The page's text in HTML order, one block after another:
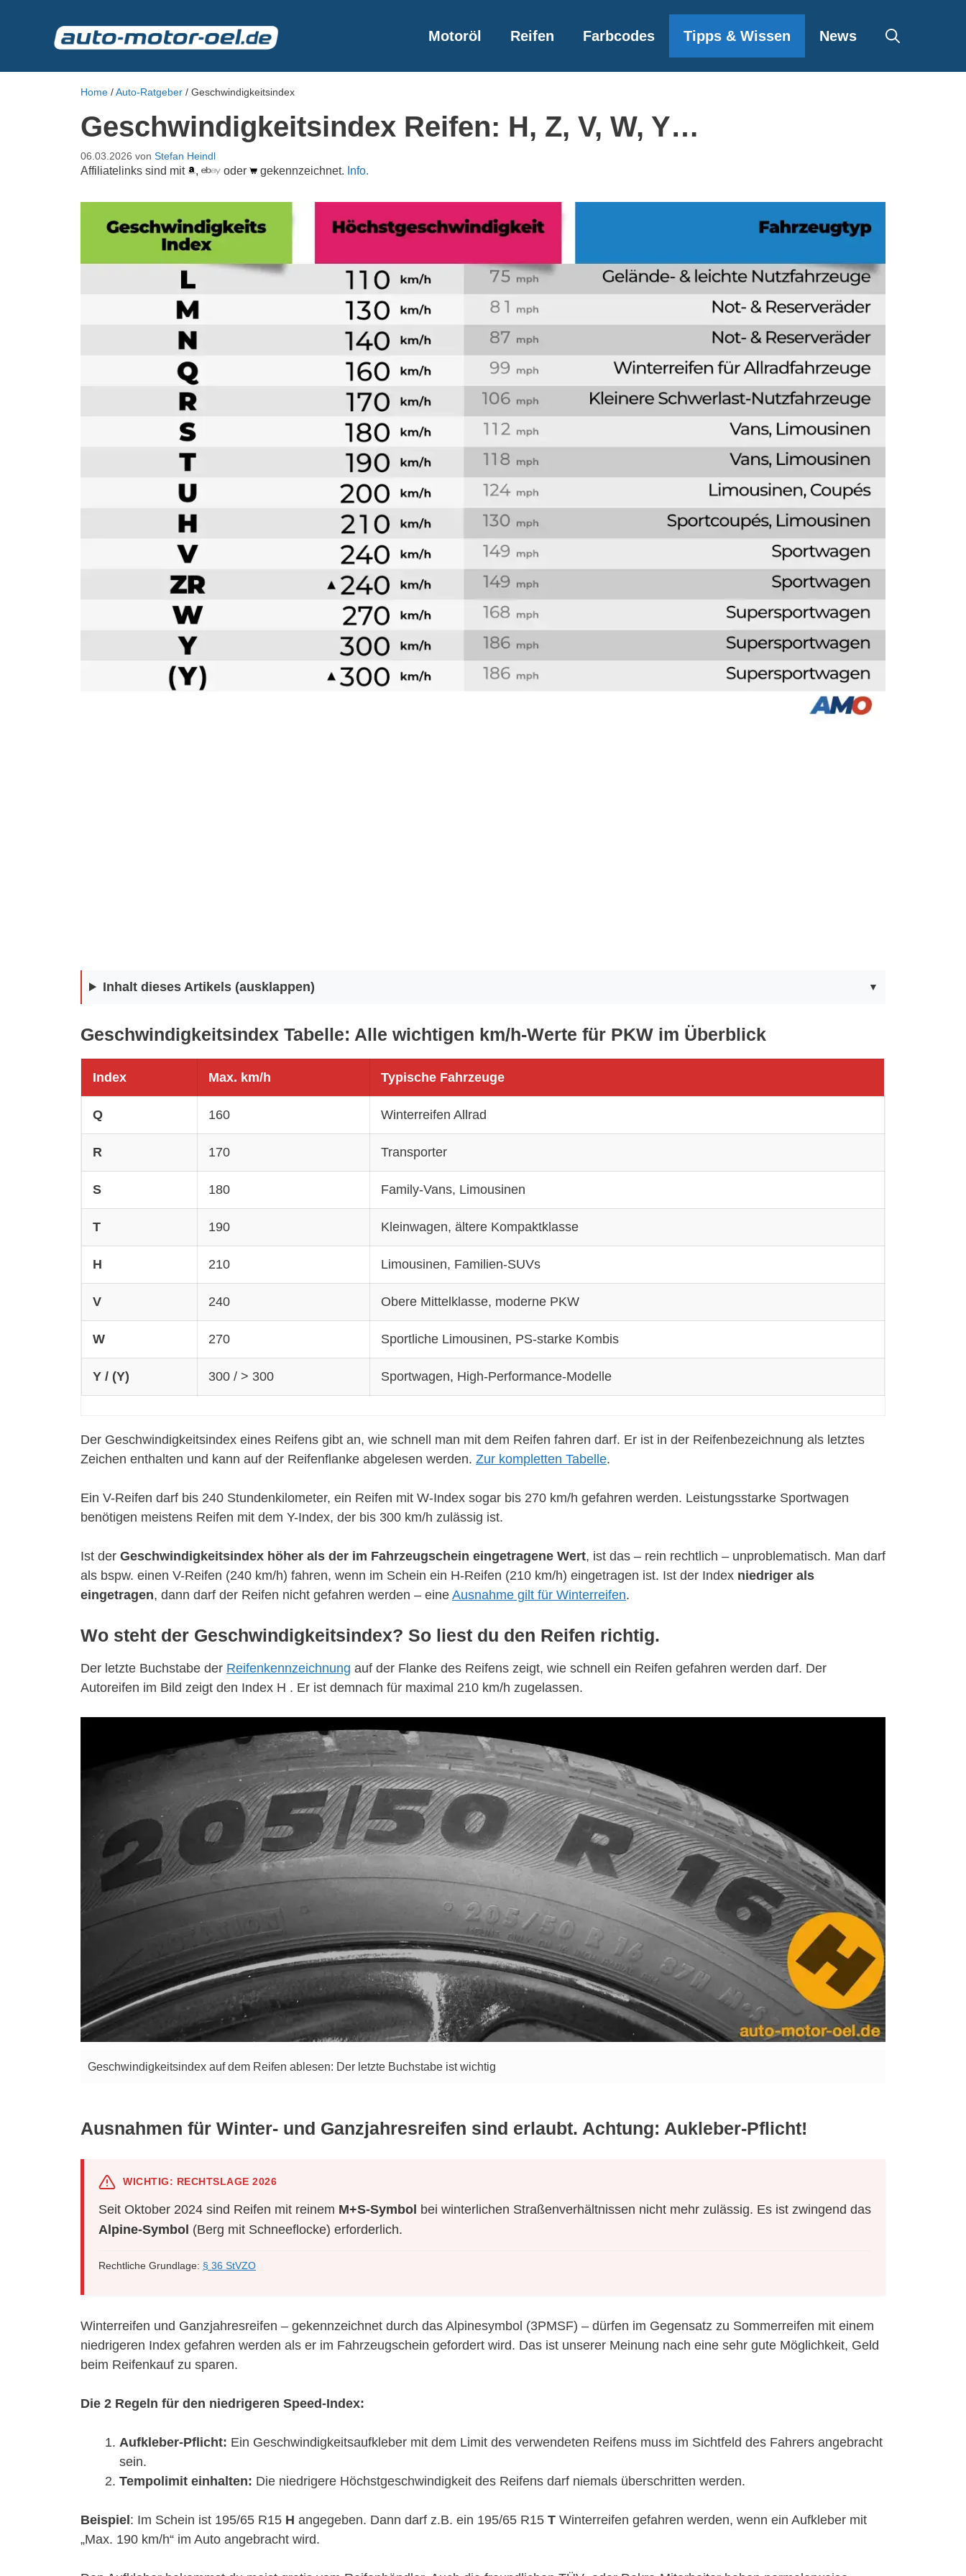
Motoröl Reifen Farbcodes Tipps & Wissen News
Home /Auto-Ratgeber / Geschwindigkeitsindex
Geschwindigkeitsindex Reifen: H, Z, V, W, Y…
06.03.2026 von Stefan Heindl
Affiliatelinks sind mit , oder gekennzeichnet. Info.
Inhalt dieses Artikels (ausklappen)
Geschwindigkeitsindex Tabelle: Alle wichtigen km/h-Werte für PKW im Überblick
Index Max. km/h Typische Fahrzeuge
Q 160 Winterreifen Allrad
R 170 Transporter
S 180 Family-Vans, Limousinen
T 190 Kleinwagen, ältere Kompaktklasse
H 210 Limousinen, Familien-SUVs
V 240 Obere Mittelklasse, moderne PKW
W 270 Sportliche Limousinen, PS-starke Kombis
Y / (Y) 300 / > 300 Sportwagen, High-Performance-Modelle
Der Geschwindigkeitsindex eines Reifens gibt an, wie schnell man mit dem Reifen fahren darf. Er ist in der Reifenbezeichnung als letztes
Zeichen enthalten und kann auf der Reifenflanke abgelesen werden. Zur kompletten Tabelle.
Ein V-Reifen darf bis 240 Stundenkilometer, ein Reifen mit W-Index sogar bis 270 km/h gefahren werden. Leistungsstarke Sportwagen
benötigen meistens Reifen mit dem Y-Index, der bis 300 km/h zulässig ist.
Ist der Geschwindigkeitsindex höher als der im Fahrzeugschein eingetragene Wert, ist das – rein rechtlich – unproblematisch. Man darf
als bspw. einen V-Reifen (240 km/h) fahren, wenn im Schein ein H-Reifen (210 km/h) eingetragen ist. Ist der Index niedriger als
eingetragen, dann darf der Reifen nicht gefahren werden – eine Ausnahme gilt für Winterreifen.
Wo steht der Geschwindigkeitsindex? So liest du den Reifen richtig.
Der letzte Buchstabe der Reifenkennzeichnung auf der Flanke des Reifens zeigt, wie schnell ein Reifen gefahren werden darf. Der
Autoreifen im Bild zeigt den Index H . Er ist demnach für maximal 210 km/h zugelassen.
Geschwindigkeitsindex auf dem Reifen ablesen: Der letzte Buchstabe ist wichtig
Ausnahmen für Winter- und Ganzjahresreifen sind erlaubt. Achtung: Aukleber-Pflicht!
WICHTIG: RECHTSLAGE 2026
Seit Oktober 2024 sind Reifen mit reinem M+S-Symbol bei winterlichen Straßenverhältnissen nicht mehr zulässig. Es ist zwingend das
Alpine-Symbol (Berg mit Schneeflocke) erforderlich.
Rechtliche Grundlage: § 36 StVZO
Winterreifen und Ganzjahresreifen – gekennzeichnet durch das Alpinesymbol (3PMSF) – dürfen im Gegensatz zu Sommerreifen mit einem
niedrigeren Index gefahren werden als er im Fahrzeugschein gefordert wird. Das ist unserer Meinung nach eine sehr gute Möglichkeit, Geld
beim Reifenkauf zu sparen.
Die 2 Regeln für den niedrigeren Speed-Index:
Aufkleber-Pflicht: Ein Geschwindigkeitsaufkleber mit dem Limit des verwendeten Reifens muss im Sichtfeld des Fahrers angebracht
sein.
Tempolimit einhalten: Die niedrigere Höchstgeschwindigkeit des Reifens darf niemals überschritten werden.
Beispiel: Im Schein ist 195/65 R15 H angegeben. Dann darf z.B. ein 195/65 R15 T Winterreifen gefahren werden, wenn ein Aufkleber mit
„Max. 190 km/h“ im Auto angebracht wird.